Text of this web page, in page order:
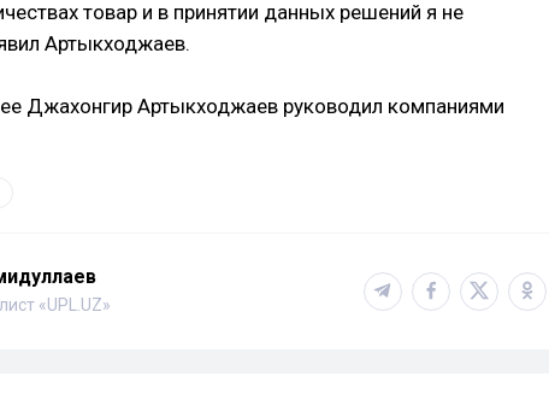
товар и в принятии данных решений я не
Артыкходжаев.
Джахонгир Артыкходжаев руководил компаниями
«UPL.UZ»